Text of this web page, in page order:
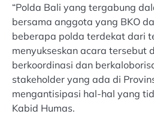
“Polda Bali yang tergabung
bersama anggota yang BKO
beberapa polda terdekat dari
menyukseskan acara tersebut
berkoordinasi dan
stakeholder yang ada di
mengantisipasi hal-hal yang
Kabid Humas.